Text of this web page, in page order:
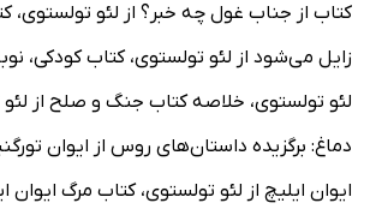
کتاب از جناب غول چه خبر؟ از لئو
زایل می‌شود از لئو تولستوی، کتاب کودکی،
لئو تولستوی، خلاصه کتاب جنگ و صلح از
دماغ: برگزیده داستان‌های روس از ایوان
ایوان ایلیچ از لئو تولستوی، کتاب مرگ ایوان